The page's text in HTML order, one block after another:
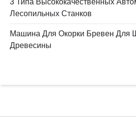
Лесопильных Станков
Машина Для Окорки Бревен Для
Древесины